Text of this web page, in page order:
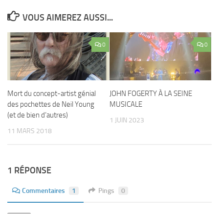
VOUS AIMEREZ AUSSI...
0
Mort du concept-artist génial
des pochettes de Neil Young
(et de bien d’autres)
11 MARS 2018
0
JOHN FOGERTY À LA SEINE
MUSICALE
1 JUIN 2023
1 RÉPONSE
Commentaires 1 Pings 0